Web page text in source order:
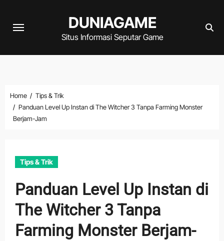
DUNIAGAME
Situs Informasi Seputar Game
Home
Tips & Trik
Panduan Level Up Instan di The Witcher 3 Tanpa Farming Monster
Berjam-Jam
Tips & Trik
Panduan Level Up Instan di
The Witcher 3 Tanpa
Farming Monster Berjam-